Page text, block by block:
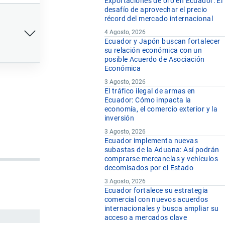
desafío de aprovechar el precio
récord del mercado internacional
4 Agosto, 2026
Ecuador y Japón buscan fortalecer
su relación económica con un
posible Acuerdo de Asociación
Económica
3 Agosto, 2026
El tráfico ilegal de armas en
Ecuador: Cómo impacta la
economía, el comercio exterior y la
inversión
3 Agosto, 2026
Ecuador implementa nuevas
subastas de la Aduana: Así podrán
comprarse mercancías y vehículos
decomisados por el Estado
3 Agosto, 2026
Ecuador fortalece su estrategia
comercial con nuevos acuerdos
internacionales y busca ampliar su
acceso a mercados clave